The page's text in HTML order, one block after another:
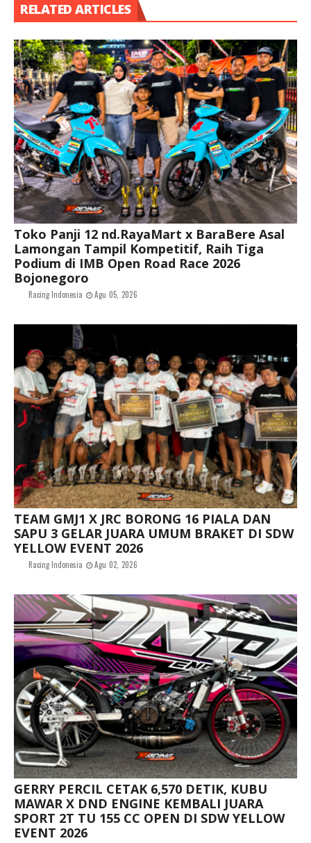
RELATED ARTICLES
Toko Panji 12 nd.RayaMart x BaraBere Asal
Lamongan Tampil Kompetitif, Raih Tiga
Podium di IMB Open Road Race 2026
Bojonegoro
Racing Indonesia Agu 05, 2026
TEAM GMJ1 X JRC BORONG 16 PIALA DAN
SAPU 3 GELAR JUARA UMUM BRAKET DI SDW
YELLOW EVENT 2026
Racing Indonesia Agu 02, 2026
GERRY PERCIL CETAK 6,570 DETIK, KUBU
MAWAR X DND ENGINE KEMBALI JUARA
SPORT 2T TU 155 CC OPEN DI SDW YELLOW
EVENT 2026